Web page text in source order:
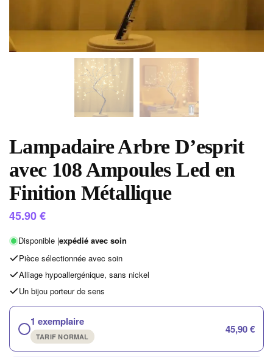
Lampadaire Arbre D’esprit
avec 108 Ampoules Led en
Finition Métallique
45.90€
Disponible |expédié avec soin
Pièce sélectionnée avec soin
Alliage hypoallergénique, sans nickel
Un bijou porteur de sens
1 exemplaire
TARIF NORMAL
45,90 €